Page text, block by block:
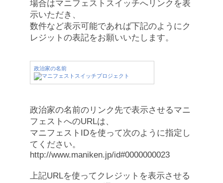
場合はマニフェストスイッチへリンクを表
示いただき、
数件など表示可能であれば下記のようにク
レジットの表記をお願いいたします。
政治家の名前
政治家の名前のリンク先で表示させるマニ
フェストへのURLは、
マニフェストIDを使って次のように指定し
てください。
http://www.maniken.jp/id#0000000023
上記URLを使ってクレジットを表示させる